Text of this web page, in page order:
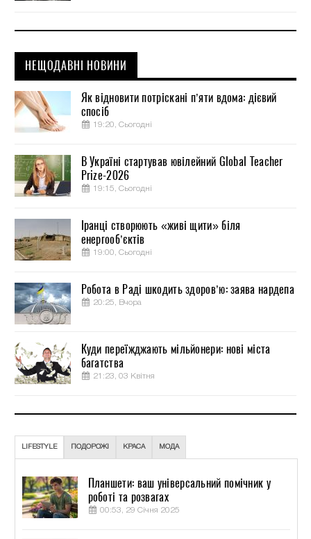
НЕЩОДАВНІ НОВИНИ
Як відновити потріскані п’яти вдома: дієвий
спосіб
19:20, Сьогодні
В Україні стартував ювілейний Global Teacher
Prize-2026
19:15, Сьогодні
Іранці створюють «живі щити» біля
енергооб’єктів
19:00, Сьогодні
Робота в Раді шкодить здоров’ю: заява нардепа
20:25, Вчора
Куди переїжджають мільйонери: нові міста
багатства
21:23, 03 Квітня
LIFESTYLE ПОДОРОЖІ КРАСА МОДА
Планшети: ваш універсальний помічник у
роботі та розвагах
00:53, 29 Січня 2025